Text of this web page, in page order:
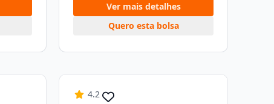
Ver mais detalhes
Quero esta bolsa
4.2